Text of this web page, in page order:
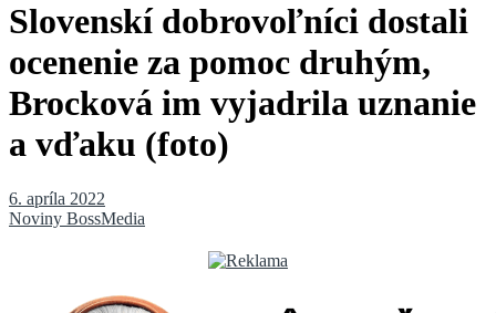
Slovenskí dobrovoľníci dostali
ocenenie za pomoc druhým,
Brocková im vyjadrila uznanie
a vďaku (foto)
6. apríla 2022
Noviny BossMedia